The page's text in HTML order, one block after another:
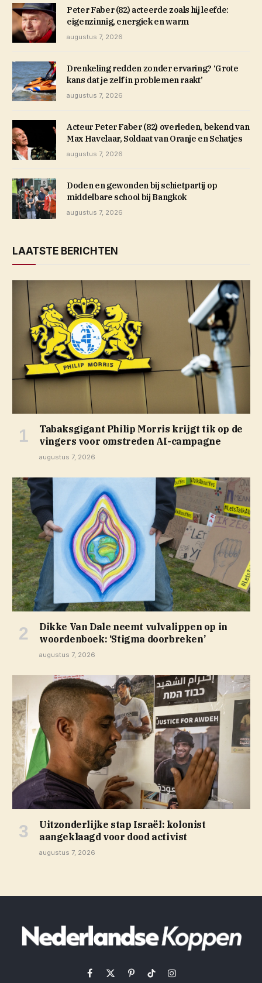
Peter Faber (82) acteerde zoals hij leefde:
eigenzinnig, energiek en warm
augustus 7, 2026
Drenkeling redden zonder ervaring? ‘Grote
kans dat je zelf in problemen raakt’
augustus 7, 2026
Acteur Peter Faber (82) overleden, bekend van
Max Havelaar, Soldaat van Oranje en Schatjes
augustus 7, 2026
Doden en gewonden bij schietpartij op
middelbare school bij Bangkok
augustus 7, 2026
LAATSTE BERICHTEN
Tabaksgigant Philip Morris krijgt tik op de
vingers voor omstreden AI-campagne
augustus 7, 2026
Dikke Van Dale neemt vulvalippen op in
woordenboek: ‘Stigma doorbreken’
augustus 7, 2026
Uitzonderlijke stap Israël: kolonist
aangeklaagd voor dood activist
augustus 7, 2026
Facebook
X PinterestTikTokInstagram